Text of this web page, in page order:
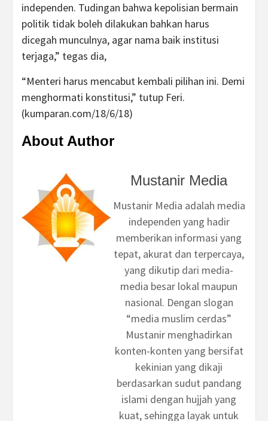
independen. Tudingan bahwa kepolisian bermain
politik tidak boleh dilakukan bahkan harus
dicegah munculnya, agar nama baik institusi
terjaga,” tegas dia,
“Menteri harus mencabut kembali pilihan ini. Demi
menghormati konstitusi,” tutup Feri.
(kumparan.com/18/6/18)
About Author
Mustanir Media
Mustanir Media adalah media
independen yang hadir
memberikan informasi yang
tepat, akurat dan terpercaya,
yang dikutip dari media-
media besar lokal maupun
nasional. Dengan slogan
“media muslim cerdas”
Mustanir menghadirkan
konten-konten yang bersifat
kekinian yang dikaji
berdasarkan sudut pandang
islami dengan hujjah yang
kuat, sehingga layak untuk